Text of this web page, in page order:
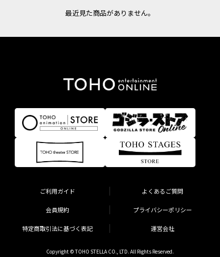
最近見た商品がありません。
ご利用ガイド よくあるご質問
会員規約 プライバシーポリシー
特定商取引法に基づく表記 運営会社
Copyright © TOHO STELLA CO., LTD. All Rights Reserved.